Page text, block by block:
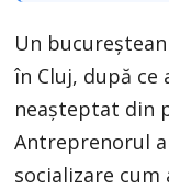
Un
în Cluj, după
neașteptat din
Antreprenorul
socializare